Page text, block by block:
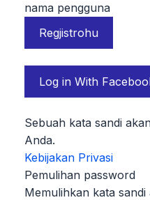
nama pengguna
Log in With
Sebuah kata sandi
Anda.
Kebijakan Privasi
Pemulihan password
Memulihkan kata sandi